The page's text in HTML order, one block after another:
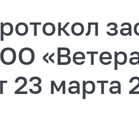
23 марта